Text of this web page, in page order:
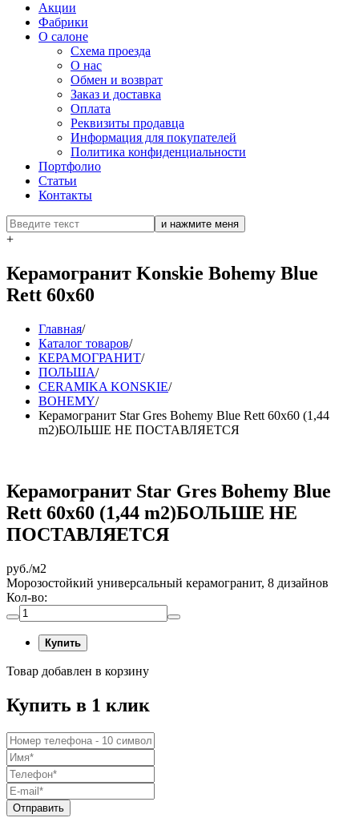
Акции
Фабрики
О салоне
Схема проезда
О нас
Обмен и возврат
Заказ и доставка
Оплата
Реквизиты продавца
Информация для покупателей
Политика конфиденциальности
Портфолио
Статьи
Контакты
+
Керамогранит Konskie Bohemy Blue
Rett 60x60
Главная/
Каталог товаров/
КЕРАМОГРАНИТ/
ПОЛЬША/
CERAMIKA KONSKIE/
BOHEMY/
Керамогранит Star Gres Bohemy Blue Rett 60x60 (1,44
m2)БОЛЬШЕ НЕ ПОСТАВЛЯЕТСЯ
Керамогранит Star Gres Bohemy Blue
Rett 60x60 (1,44 m2)БОЛЬШЕ НЕ
ПОСТАВЛЯЕТСЯ
руб./м2
Морозостойкий универсальный керамогранит, 8 дизайнов
Кол-во:
Купить
Товар добавлен в корзину
Купить в 1 клик
Отправить